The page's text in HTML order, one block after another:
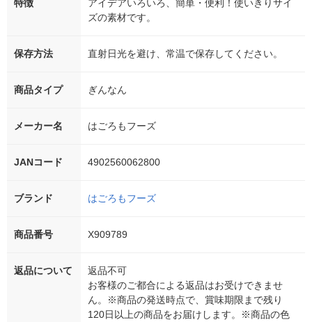
特徴
アイデアいろいろ、簡単・便利！使いきりサイ
ズの素材です。
保存方法 直射日光を避け、常温で保存してください。
商品タイプ ぎんなん
メーカー名 はごろもフーズ
JANコード 4902560062800
ブランド はごろもフーズ
商品番号 X909789
返品について
返品不可
お客様のご都合による返品はお受けできませ
ん。※商品の発送時点で、賞味期限まで残り
120日以上の商品をお届けします。※商品の色